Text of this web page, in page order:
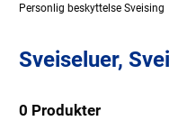
Personlig beskyttelse Sveising
Sveiseluer,
0 Produkter